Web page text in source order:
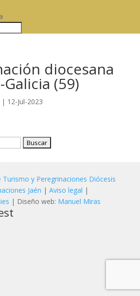
diocesana
(59)
| 12-Jul-2023
Turismo y Peregrinaciones Diócesis
Jaén | Aviso legal |
| Diseño web: Manuel Miras